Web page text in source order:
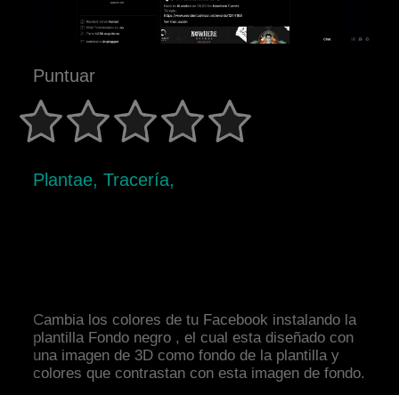
Puntuar
Plantae, Tracería,
Cambia los colores de tu Facebook instalando la
plantilla Fondo negro , el cual esta diseñado con
una imagen de 3D como fondo de la plantilla y
colores que contrastan con esta imagen de fondo.